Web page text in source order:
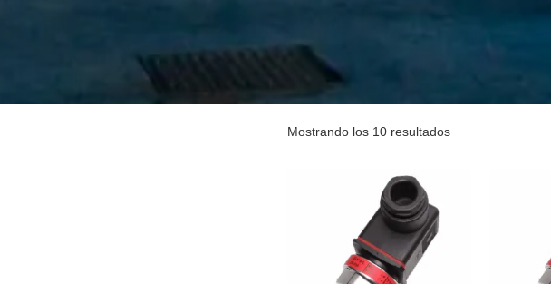
Mostrando los 10 resultados